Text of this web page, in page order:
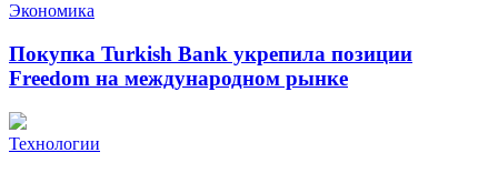
Экономика
Покупка Turkish Bank укрепила позиции
Freedom на международном рынке
Технологии